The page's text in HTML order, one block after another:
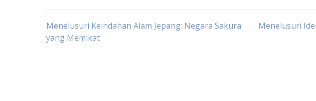
Post
Menelusuri Keindahan Alam Jepang: Negara Sakura
yang Memikat
Menelusuri